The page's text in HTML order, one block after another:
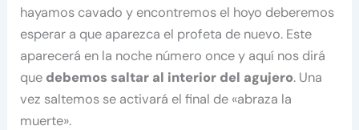
hayamos cavado y encontremos el hoyo deberemos
esperar a que aparezca el profeta de nuevo. Este
aparecerá en la noche número once y aquí nos dirá
que debemos saltar al interior del agujero. Una
vez saltemos se activará el final de «abraza la
muerte».